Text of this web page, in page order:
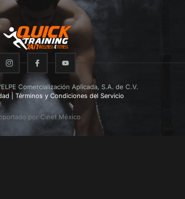
Comercialización Aplicada, S.A. de C.V.
Términos y Condiciones del Servicio
por Cinet México